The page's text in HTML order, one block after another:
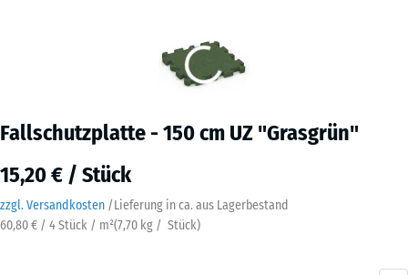
Fallschutzplatte - 150 cm UZ "Grasgrün"
15,20 € / Stück
zzgl. Versandkosten /Lieferung in ca. aus Lagerbestand
60,80 € / 4 Stück / m²(7,70 kg / Stück)